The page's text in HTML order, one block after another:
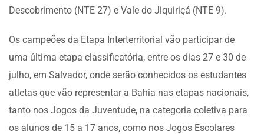
Descobrimento (NTE 27) e Vale do Jiquiriçá (NTE 9).
Os campeões da Etapa Interterritorial vão participar de
uma última etapa classificatória, entre os dias 27 e 30 de
julho, em Salvador, onde serão conhecidos os estudantes
atletas que vão representar a Bahia nas etapas nacionais,
tanto nos Jogos da Juventude, na categoria coletiva para
os alunos de 15 a 17 anos, como nos Jogos Escolares